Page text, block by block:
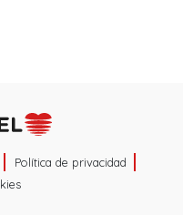
Política de privacidad